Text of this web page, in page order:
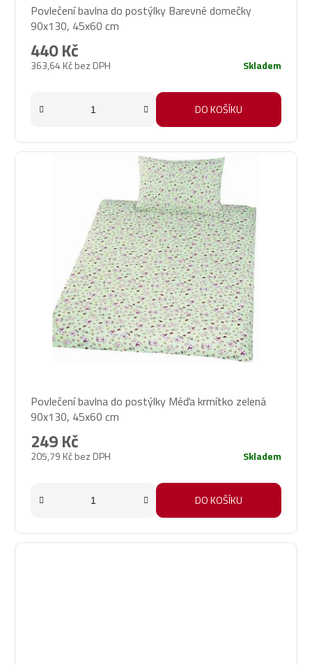
Povlečení bavlna do postýlky Barevné domečky
90x130, 45x60 cm
363,64 Kč bez DPH
440 Kč
Skladem
DO KOŠÍKU
hodnocení
produktu
je
5,0
hvězdiček.
Povlečení bavlna do postýlky Méďa krmítko zelená
90x130, 45x60 cm
205,79 Kč bez DPH
249 Kč
Skladem
DO KOŠÍKU